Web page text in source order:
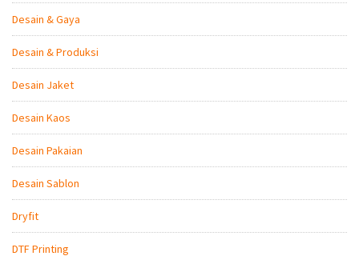
Desain & Gaya
Desain & Produksi
Desain Jaket
Desain Kaos
Desain Pakaian
Desain Sablon
Dryfit
DTF Printing